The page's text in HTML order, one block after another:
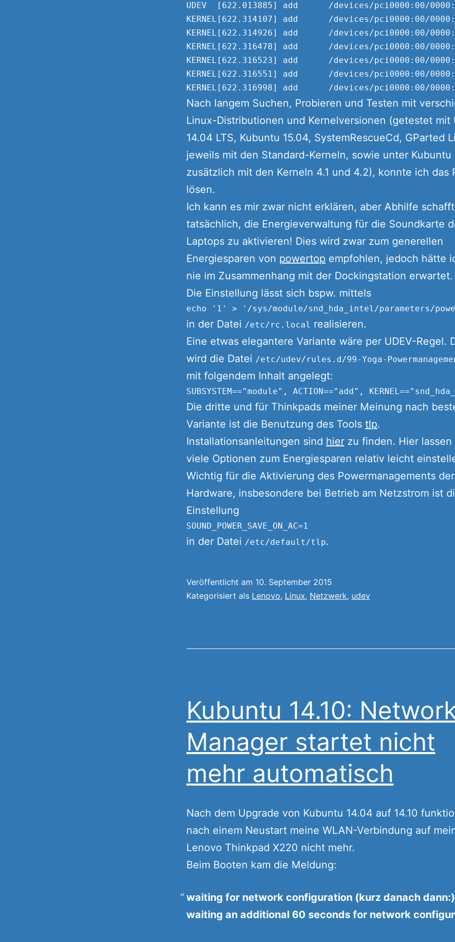
UDEV  [622.013885] add      /devices/pci0000:00/
KERNEL[622.314107] add      /devices/pci0000:00/
KERNEL[622.314926] add      /devices/pci0000:00/
KERNEL[622.316478] add      /devices/pci0000:00/
KERNEL[622.316523] add      /devices/pci0000:00/
KERNEL[622.316551] add      /devices/pci0000:00/
Nach langem Suchen, Probieren und Testen mit
Linux-Distributionen und Kernelversionen (getestet mit
14.04 LTS, Kubuntu 15.04, SystemRescueCd, GParted
jeweils mit den Standard-Kerneln, sowie unter Kubuntu
zusätzlich mit den Kerneln 4.1 und 4.2), konnte ich das
lösen.
Ich kann es mir zwar nicht erklären, aber Abhilfe
tatsächlich, die Energieverwaltung für die Soundkarte
Laptops zu aktivieren! Dies wird zwar zum generellen
Energiesparen von powertop empfohlen, jedoch hätte
nie im Zusammenhang mit der Dockingstation erwartet.
Die Einstellung lässt sich bspw. mittels
in der Datei /etc/rc.local realisieren.
Eine etwas elegantere Variante wäre per UDEV-Regel.
wird die Datei /etc/udev/rules.d/99-Yoga-
mit folgendem Inhalt angelegt:
Die dritte und für Thinkpads meiner Meinung nach
Variante ist die Benutzung des Tools tlp.
Installationsanleitungen sind hier zu finden. Hier lassen
viele Optionen zum Energiesparen relativ leicht
Wichtig für die Aktivierung des Powermanagements
Hardware, insbesondere bei Betrieb am Netzstrom ist
Einstellung
in der Datei /etc/default/tlp.
Veröffentlicht am 10. September 2015
Kategorisiert als Lenovo, Linux, Netzwerk, udev
Kubuntu 14.10:
Manager startet nicht
mehr automatisch
Nach dem Upgrade von Kubuntu 14.04 auf 14.10
nach einem Neustart meine WLAN-Verbindung auf
Lenovo Thinkpad X220 nicht mehr.
Beim Booten kam die Meldung:
waiting for network configuration (kurz danach dann:)
waiting an additional 60 seconds for network